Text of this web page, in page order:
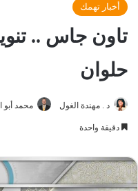
أخبار تهمك
تاون جاس ..
حلوان
د . مهندة الغول محمد أبو
دقيقة واحدة